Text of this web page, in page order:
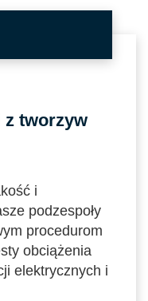
z tworzyw
i
podzespoły
procedurom
obciążenia
elektrycznych i